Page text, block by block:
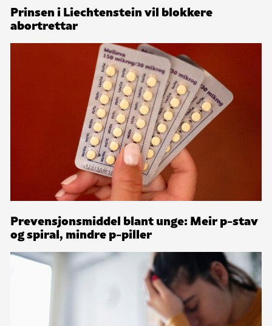
Prinsen i Liechtenstein vil blokkere
abortrettar
Prevensjonsmiddel blant unge: Meir p-stav
og spiral, mindre p-piller